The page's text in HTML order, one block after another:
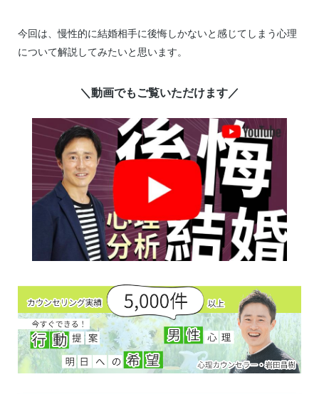
今回は、慢性的に結婚相手に後悔しかないと感じてしまう心理
について解説してみたいと思います。
＼動画でもご覧いただけます／